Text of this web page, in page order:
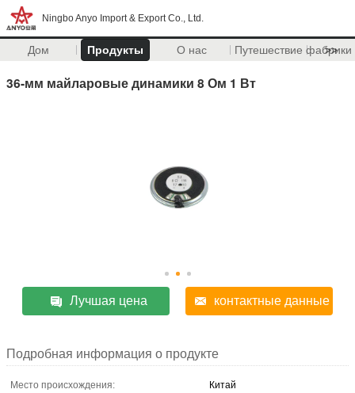
Ningbo Anyo Import & Export Co., Ltd.
Дом Продукты О нас Путешествие фабрики
>>
36-мм майларовые динамики 8 Ом 1 Вт
Лучшая цена контактные данные
Подробная информация о продукте
Место происхождения:
Китай